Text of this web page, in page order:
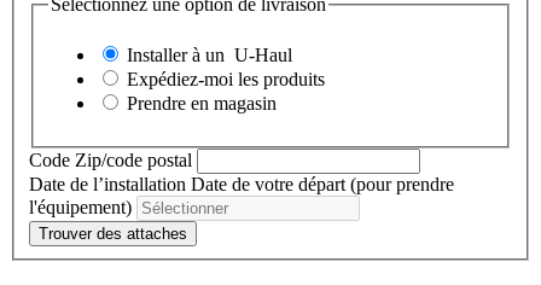
Sélectionnez une option de livraison
Installer à un U-Haul
Expédiez-moi les produits
Prendre en magasin
Code Zip/code postal
Date de l’installation Date de votre départ (pour prendre
l'équipement)
Trouver des attaches